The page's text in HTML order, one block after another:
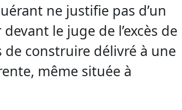
ne justifie pas d’un
le juge de l’excès de
construire délivré à une
même située à